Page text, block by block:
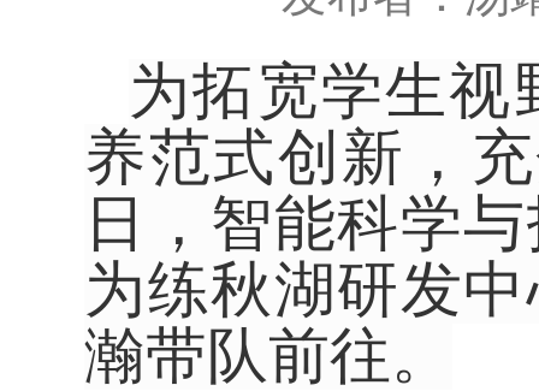
为拓宽学生视
养范式创新，
日，智能科学
为练秋湖研发
瀚带队前往。